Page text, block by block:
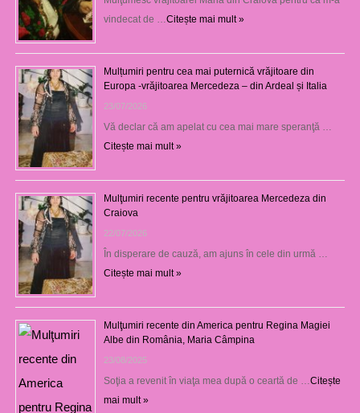
vindecat de … Citește mai mult »
Mulțumiri pentru cea mai puternică vrăjitoare din
Europa -vrăjitoarea Mercedeza – din Ardeal și Italia
23/07/2026
Vă declar că am apelat cu cea mai mare speranţă …
Citește mai mult »
Mulţumiri recente pentru vrăjitoarea Mercedeza din
Craiova
22/07/2026
În disperare de cauză, am ajuns în cele din urmă …
Citește mai mult »
Mulţumiri recente din America pentru Regina Magiei
Albe din România, Maria Câmpina
23/08/2025
Soţia a revenit în viaţa mea după o ceartă de … Citește
mai mult »